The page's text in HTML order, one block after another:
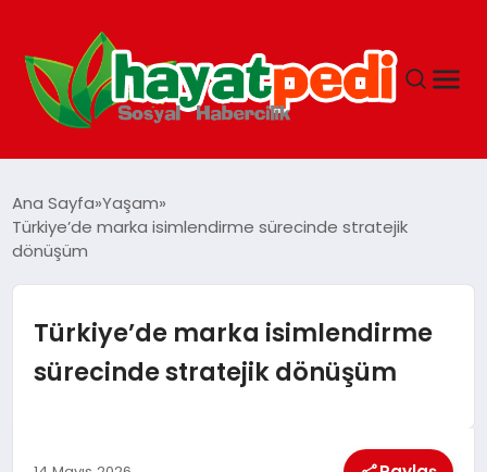
YAŞAM
GUNCEL
SAĞLIK
Ana Sayfa Yaşam
Türkiye’de marka isimlendirme sürecinde stratejik
dönüşüm
Türkiye’de marka isimlendirme
sürecinde stratejik dönüşüm